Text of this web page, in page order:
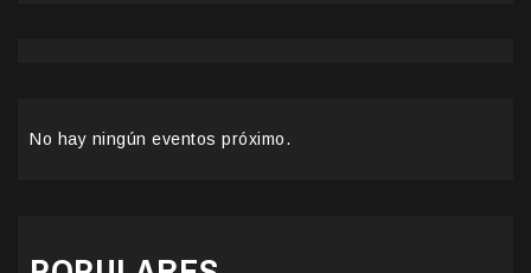
No hay ningún eventos próximo.